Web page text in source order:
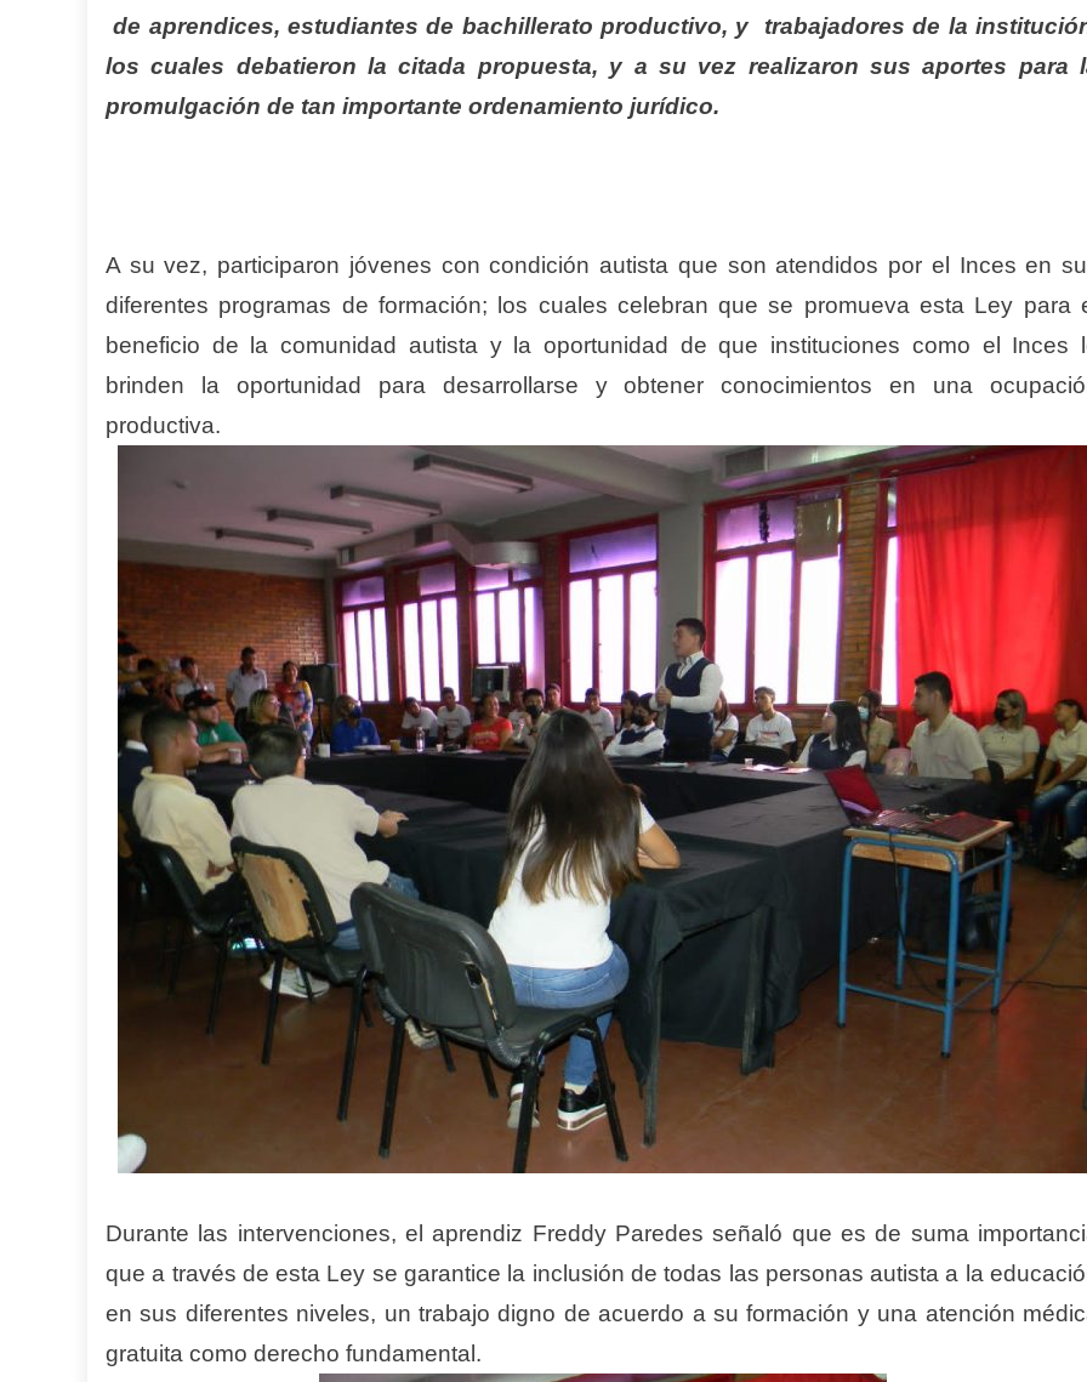
de aprendices, estudiantes de bachillerato productivo, y trabajadores de la
los cuales debatieron la citada propuesta, y a su vez realizaron sus aportes para
promulgación de tan importante ordenamiento jurídico.
A su vez, participaron jóvenes con condición autista que son atendidos por el Inces en
diferentes programas de formación; los cuales celebran que se promueva esta Ley para
beneficio de la comunidad autista y la oportunidad de que instituciones como el Inces
brinden la oportunidad para desarrollarse y obtener conocimientos en una
productiva.
Durante las intervenciones, el aprendiz Freddy Paredes señaló que es de suma
que a través de esta Ley se garantice la inclusión de todas las personas autista a la
en sus diferentes niveles, un trabajo digno de acuerdo a su formación y una atención
gratuita como derecho fundamental.